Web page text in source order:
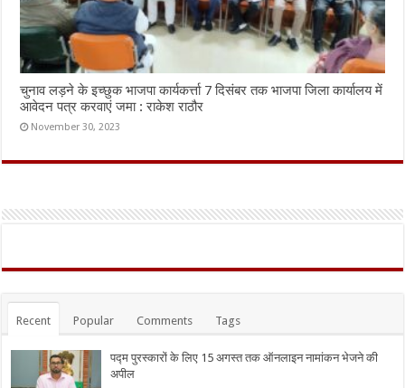
चुनाव लड़ने के इच्छुक भाजपा कार्यकर्त्ता 7 दिसंबर तक भाजपा जिला कार्यालय में
आवेदन पत्र करवाएं जमा : राकेश राठौर
November 30, 2023
Recent Popular Comments Tags
पद्म पुरस्कारों के लिए 15 अगस्त तक ऑनलाइन नामांकन भेजने की
अपील